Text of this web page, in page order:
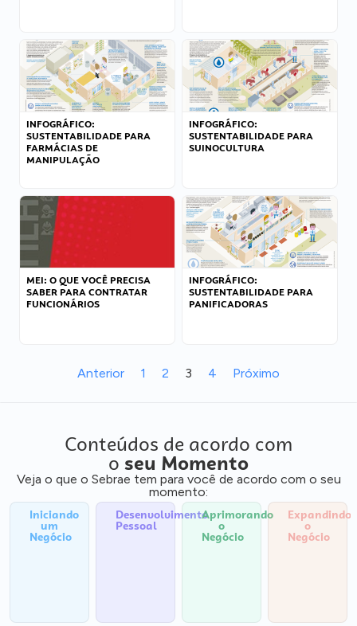
INFOGRÁFICO:
SUSTENTABILIDADE PARA
FARMÁCIAS DE
MANIPULAÇÃO
INFOGRÁFICO:
SUSTENTABILIDADE PARA
SUINOCULTURA
MEI: O QUE VOCÊ PRECISA
SABER PARA CONTRATAR
FUNCIONÁRIOS
INFOGRÁFICO:
SUSTENTABILIDADE PARA
PANIFICADORAS
Anterior 1 2 3 4 Próximo
Conteúdos de acordo com
o seu Momento
Veja o que o Sebrae tem para você de acordo com o seu
momento:
Iniciando
um
Negócio
Desenvolvimento
Pessoal
Aprimorando
o
Negócio
Expandindo
o
Negócio